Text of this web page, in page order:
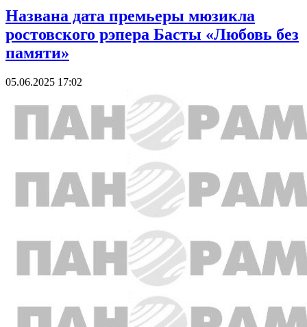
Названа дата премьеры мюзикла
ростовского рэпера Басты «Любовь без
памяти»
05.06.2025 17:02